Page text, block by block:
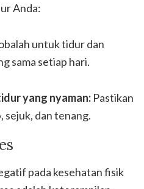
Anda:
untuk tidur dan
sama setiap hari.
yang nyaman: Pastikan
sejuk, dan tenang.
pada kesehatan fisik